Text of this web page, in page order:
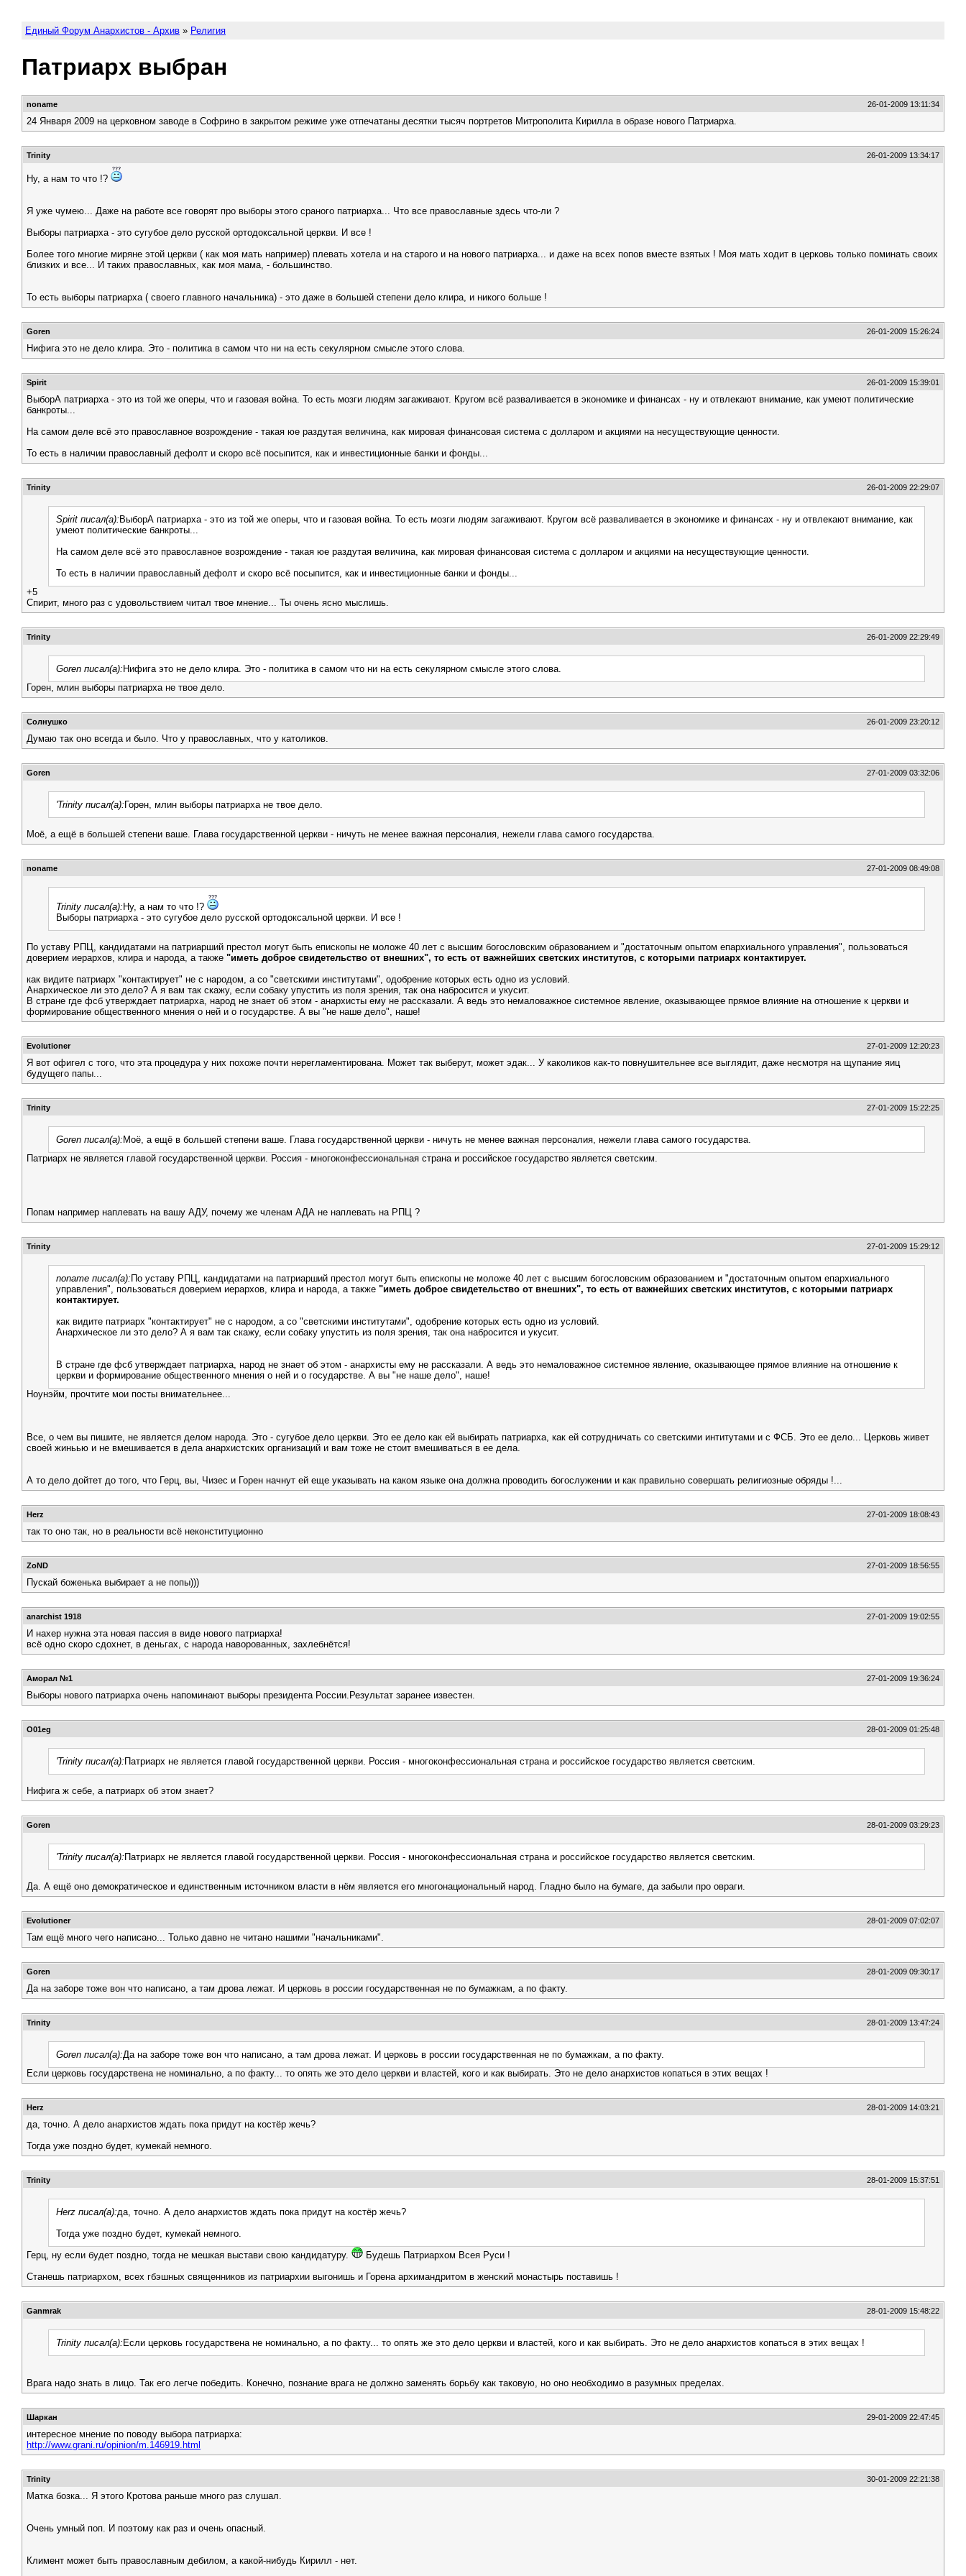
Единый Форум Анархистов - Архив » Религия
Патриарх выбран
noname 26-01-2009 13:11:34
24 Января 2009 на церковном заводе в Софрино в закрытом режиме уже отпечатаны десятки тысяч портретов Митрополита Кирилла в образе нового Патриарха.
Trinity 26-01-2009 13:34:17
Ну, а нам то что !?
Я уже чумею... Даже на работе все говорят про выборы этого сраного патриарха... Что все православные здесь что-ли ?
Выборы патриарха - это сугубое дело русской ортодоксальной церкви. И все !
Более того многие миряне этой церкви ( как моя мать например) плевать хотела и на старого и на нового патриарха... и даже на всех попов вместе взятых ! Моя мать ходит в церковь только поминать своих
близких и все... И таких православных, как моя мама, - большинство.
То есть выборы патриарха ( своего главного начальника) - это даже в большей степени дело клира, и никого больше !
Goren 26-01-2009 15:26:24
Нифига это не дело клира. Это - политика в самом что ни на есть секулярном смысле этого слова.
Spirit 26-01-2009 15:39:01
ВыборА патриарха - это из той же оперы, что и газовая война. То есть мозги людям загаживают. Кругом всё разваливается в экономике и финансах - ну и отвлекают внимание, как умеют политические
банкроты...
На самом деле всё это православное возрождение - такая юе раздутая величина, как мировая финансовая система с долларом и акциями на несуществующие ценности.
То есть в наличии православный дефолт и скоро всё посыпится, как и инвестиционные банки и фонды...
Trinity 26-01-2009 22:29:07
Spirit писал(а): ВыборА патриарха - это из той же оперы, что и газовая война. То есть мозги людям загаживают. Кругом всё разваливается в экономике и финансах - ну и отвлекают внимание, как
умеют политические банкроты...
На самом деле всё это православное возрождение - такая юе раздутая величина, как мировая финансовая система с долларом и акциями на несуществующие ценности.
То есть в наличии православный дефолт и скоро всё посыпится, как и инвестиционные банки и фонды...
+5
Cпирит, много раз с удовольствием читал твое мнение... Ты очень ясно мыслишь.
Trinity 26-01-2009 22:29:49
Goren писал(а): Нифига это не дело клира. Это - политика в самом что ни на есть секулярном смысле этого слова.
Горен, млин выборы патриарха не твое дело.
Солнушко 26-01-2009 23:20:12
Думаю так оно всегда и было. Что у православных, что у католиков.
Goren 27-01-2009 03:32:06
'Trinity писал(а): Горен, млин выборы патриарха не твое дело.
Моё, а ещё в большей степени ваше. Глава государственной церкви - ничуть не менее важная персоналия, нежели глава самого государства.
noname 27-01-2009 08:49:08
Trinity писал(а): Ну, а нам то что !?
Выборы патриарха - это сугубое дело русской ортодоксальной церкви. И все !
По уставу РПЦ, кандидатами на патриарший престол могут быть епископы не моложе 40 лет с высшим богословским образованием и "достаточным опытом епархиального управления", пользоваться
доверием иерархов, клира и народа, а также "иметь доброе свидетельство от внешних", то есть от важнейших светских институтов, с которыми патриарх контактирует.
как видите патриарх "контактирует" не с народом, а со "светскими институтами", одобрение которых есть одно из условий.
Анархическое ли это дело? А я вам так скажу, если собаку упустить из поля зрения, так она набросится и укусит.
В стране где фсб утверждает патриарха, народ не знает об этом - анархисты ему не рассказали. А ведь это немаловажное системное явление, оказывающее прямое влияние на отношение к церкви и
формирование общественного мнения о ней и о государстве. А вы "не наше дело", наше!
Evolutioner 27-01-2009 12:20:23
Я вот офигел с того, что эта процедура у них похоже почти нерегламентирована. Может так выберут, может эдак... У каколиков как-то повнушительнее все выглядит, даже несмотря на щупание яиц
будущего папы...
Trinity 27-01-2009 15:22:25
Goren писал(а): Моё, а ещё в большей степени ваше. Глава государственной церкви - ничуть не менее важная персоналия, нежели глава самого государства.
Патриарх не является главой государственной церкви. Россия - многоконфессиональная страна и российское государство является светским.
Попам например наплевать на вашу АДУ, почему же членам АДА не наплевать на РПЦ ?
Trinity 27-01-2009 15:29:12
noname писал(а): По уставу РПЦ, кандидатами на патриарший престол могут быть епископы не моложе 40 лет с высшим богословским образованием и "достаточным опытом епархиального
управления", пользоваться доверием иерархов, клира и народа, а также "иметь доброе свидетельство от внешних", то есть от важнейших светских институтов, с которыми патриарх
контактирует.
как видите патриарх "контактирует" не с народом, а со "светскими институтами", одобрение которых есть одно из условий.
Анархическое ли это дело? А я вам так скажу, если собаку упустить из поля зрения, так она набросится и укусит.
В стране где фсб утверждает патриарха, народ не знает об этом - анархисты ему не рассказали. А ведь это немаловажное системное явление, оказывающее прямое влияние на отношение к
церкви и формирование общественного мнения о ней и о государстве. А вы "не наше дело", наше!
Ноунэйм, прочтите мои посты внимательнее...
Все, о чем вы пишите, не является делом народа. Это - сугубое дело церкви. Это ее дело как ей выбирать патриарха, как ей сотрудничать со светскими интитутами и с ФСБ. Это ее дело... Церковь живет
своей жиньью и не вмешивается в дела анархистских организаций и вам тоже не стоит вмешиваться в ее дела.
А то дело дойтет до того, что Герц, вы, Чизес и Горен начнут ей еще указывать на каком языке она должна проводить богослужении и как правильно совершать религиозные обряды !...
Herz 27-01-2009 18:08:43
так то оно так, но в реальности всё неконституционно
ZoND 27-01-2009 18:56:55
Пускай боженька выбирает а не попы)))
anarchist 1918 27-01-2009 19:02:55
И нахер нужна эта новая пассия в виде нового патриарха!
всё одно скоро сдохнет, в деньгах, с народа наворованных, захлебнётся!
Аморал №1 27-01-2009 19:36:24
Выборы нового патриарха очень напоминают выборы президента России.Результат заранее известен.
O01eg 28-01-2009 01:25:48
'Trinity писал(а): Патриарх не является главой государственной церкви. Россия - многоконфессиональная страна и российское государство является светским.
Нифига ж себе, а патриарх об этом знает?
Goren 28-01-2009 03:29:23
'Trinity писал(а): Патриарх не является главой государственной церкви. Россия - многоконфессиональная страна и российское государство является светским.
Да. А ещё оно демократическое и единственным источником власти в нём является его многонациональный народ. Гладно было на бумаге, да забыли про овраги.
Evolutioner 28-01-2009 07:02:07
Там ещё много чего написано... Только давно не читано нашими "начальниками".
Goren 28-01-2009 09:30:17
Да на заборе тоже вон что написано, а там дрова лежат. И церковь в россии государственная не по бумажкам, а по факту.
Trinity 28-01-2009 13:47:24
Goren писал(а):Да на заборе тоже вон что написано, а там дрова лежат. И церковь в россии государственная не по бумажкам, а по факту.
Если церковь государствена не номинально, а по факту... то опять же это дело церкви и властей, кого и как выбирать. Это не дело анархистов копаться в этих вещах !
Herz 28-01-2009 14:03:21
да, точно. А дело анархистов ждать пока придут на костёр жечь?
Тогда уже поздно будет, кумекай немного.
Trinity 28-01-2009 15:37:51
Herz писал(а):да, точно. А дело анархистов ждать пока придут на костёр жечь?
Тогда уже поздно будет, кумекай немного.
Герц, ну если будет поздно, тогда не мешкая выстави свою кандидатуру.
Будешь Патриархом Всея Руси !
Станешь патриархом, всех гбэшных священников из патриархии выгонишь и Горена архимандритом в женский монастырь поставишь !
Ganmrak 28-01-2009 15:48:22
Trinity писал(а): Если церковь государствена не номинально, а по факту... то опять же это дело церкви и властей, кого и как выбирать. Это не дело анархистов копаться в этих вещах !
Врага надо знать в лицо. Так его легче победить. Конечно, познание врага не должно заменять борьбу как таковую, но оно необходимо в разумных пределах.
Шаркан 29-01-2009 22:47:45
интересное мнение по поводу выбора патриарха:
http://www.grani.ru/opinion/m.146919.html
Trinity 30-01-2009 22:21:38
Матка бозка... Я этого Кротова раньше много раз слушал.
Очень умный поп. И поэтому как раз и очень опасный.
Климент может быть православным дебилом, а какой-нибудь Кирилл - нет.